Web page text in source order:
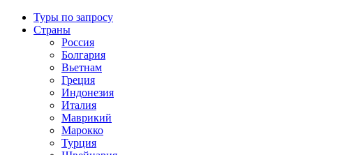
Туры по запросу
Страны
Россия
Болгария
Вьетнам
Греция
Индонезия
Италия
Маврикий
Марокко
Турция